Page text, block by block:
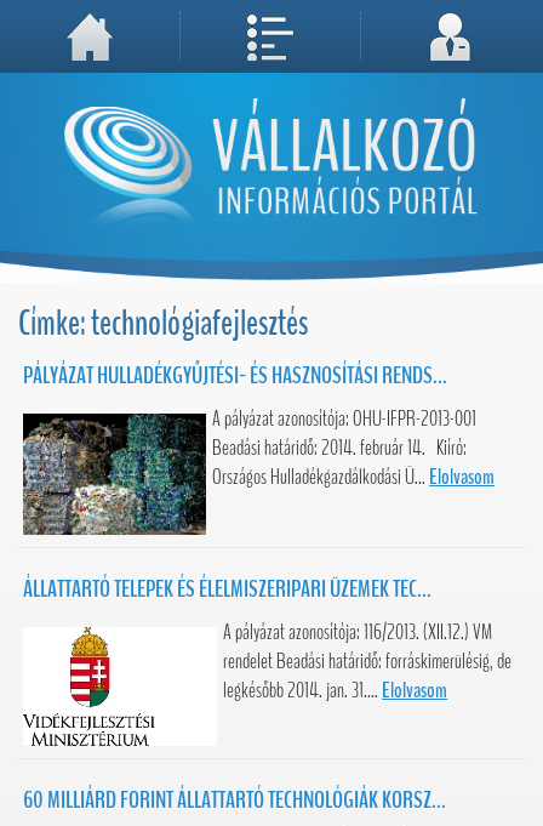
A weboldal használatával Ön elfogadja, hogy Cookie-kat (sütiket) tároljunk számítógépén. A sütik a weboldal megfelelő működéséhez
Megértettem, folytatás...
Címke: technológiafejlesztés
PÁLYÁZAT HULLADÉKGYŰJTÉSI- ÉS HASZNOSÍTÁSI RENDS...
A pályázat azonosítója: OHU-IFPR-2013-001
Beadási határidő: 2014. február 14. Kiíró:
Országos Hulladékgazdálkodási Ü... Elolvasom
ÁLLATTARTÓ TELEPEK ÉS ÉLELMISZERIPARI ÜZEMEK TEC...
A pályázat azonosítója: 116/2013. (XII.12.) VM
rendelet Beadási határidő: forráskimerülésig, de
legkésőbb 2014. jan. 31.... Elolvasom
60 MILLIÁRD FORINT ÁLLATTARTÓ TECHNOLÓGIÁK KORSZ...